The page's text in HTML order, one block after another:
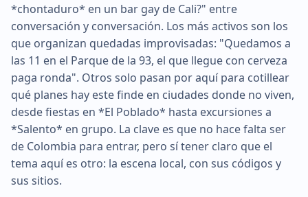
*chontaduro* en un bar gay de Cali?" entre
conversación y conversación. Los más activos son los
que organizan quedadas improvisadas: "Quedamos a
las 11 en el Parque de la 93, el que llegue con cerveza
paga ronda". Otros solo pasan por aquí para cotillear
qué planes hay este finde en ciudades donde no viven,
desde fiestas en *El Poblado* hasta excursiones a
*Salento* en grupo. La clave es que no hace falta ser
de Colombia para entrar, pero sí tener claro que el
tema aquí es otro: la escena local, con sus códigos y
sus sitios.